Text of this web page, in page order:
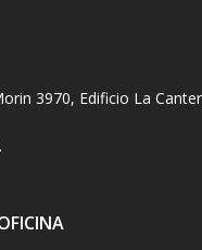
3970, Edificio La